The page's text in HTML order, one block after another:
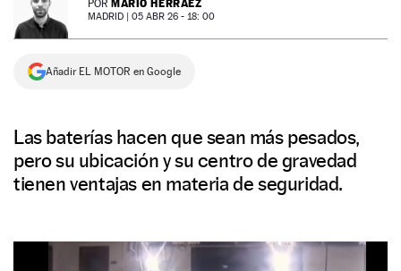
NEWSLETTER
SÍGUENOS
POR MARIO HERRÁEZ
MADRID | 05 ABR 26 - 18: 00
Añadir EL MOTOR en Google
Las baterías hacen que sean más pesados,
pero su ubicación y su centro de gravedad
tienen ventajas en materia de seguridad.